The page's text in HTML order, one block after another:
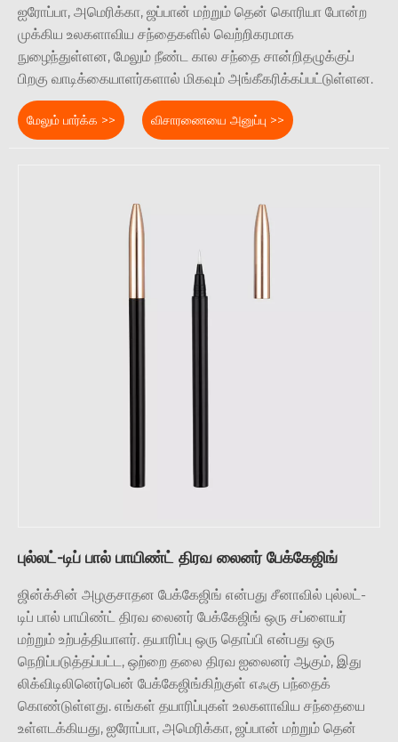
ஐரோப்பா, அமெரிக்கா, ஜப்பான் மற்றும் தென் கொரியா போன்ற
முக்கிய உலகளாவிய சந்தைகளில் வெற்றிகரமாக
நுழைந்துள்ளன, மேலும் நீண்ட கால சந்தை சான்றிதழுக்குப்
பிறகு வாடிக்கையாளர்களால் மிகவும் அங்கீகரிக்கப்பட்டுள்ளன.
மேலும் பார்க்க >> விசாரணையை அனுப்பு >>
புல்லட்-டிப் பால் பாயிண்ட் திரவ லைனர் பேக்கேஜிங்
ஜின்க்சின் அழகுசாதன பேக்கேஜிங் என்பது சீனாவில் புல்லட்-
டிப் பால் பாயிண்ட் திரவ லைனர் பேக்கேஜிங் ஒரு சப்ளையர்
மற்றும் உற்பத்தியாளர். தயாரிப்பு ஒரு தொப்பி என்பது ஒரு
நெறிப்படுத்தப்பட்ட, ஒற்றை தலை திரவ ஐலைனர் ஆகும், இது
லிக்விடிலினெர்பென் பேக்கேஜிங்கிற்குள் எஃகு பந்தைக்
கொண்டுள்ளது. எங்கள் தயாரிப்புகள் உலகளாவிய சந்தையை
உள்ளடக்கியது, ஐரோப்பா, அமெரிக்கா, ஜப்பான் மற்றும் தென்